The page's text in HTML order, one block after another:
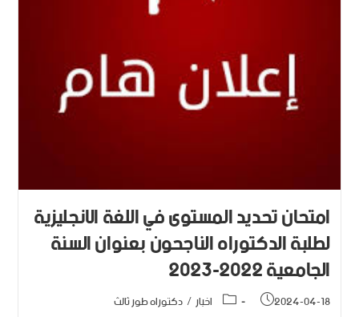
امتحان تحديد المستوى في اللغة الانجليزية
لطلبة الدكتوراه الناجحون بعنوان السنة
الجامعية 2022-2023
2024-04-18 اخبار/دكتوراه طور ثالث